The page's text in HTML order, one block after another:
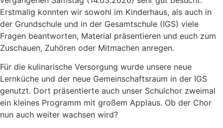
Erstmalig konnten wir sowohl im Kinderhaus, als auch in
der Grundschule und in der Gesamtschule (IGS) viele
Fragen beantworten, Material präsentieren und euch zum
Zuschauen, Zuhören oder Mitmachen anregen.
Für die kulinarische Versorgung wurde unsere neue
Lernküche und der neue Gemeinschaftsraum in der IGS
genutzt. Dort präsentierte auch unser Schulchor zweimal
ein kleines Programm mit großem Applaus. Ob der Chor
nun auch weiter wachsen wird?